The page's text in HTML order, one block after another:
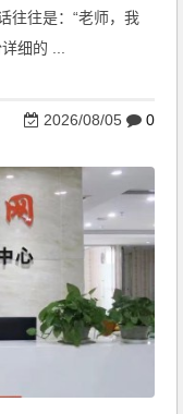
往往是：“老师，我
细的 ...
2026/08/05 0